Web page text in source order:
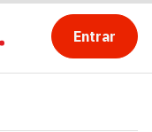
Entrar